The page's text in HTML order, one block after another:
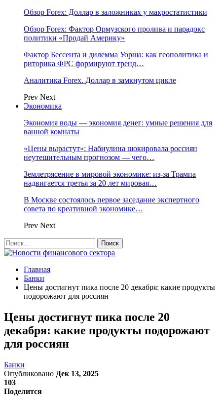
Обзор Forex: Доллар в заложниках у макростатистики
Обзор Forex: Фактор Ормузского пролива и парадокс
политики «Продай Америку»
Фактор Бессента и дилемма Уорша: как геополитика и
риторика ФРС формируют тренд…
Аналитика Forex. Доллар в замкнутом цикле
Prev Next
Экономика
Экономия воды — экономия денег: умные решения для
ванной комнаты
«Цены вырастут»: Набиулина шокировала россиян
неутешительным прогнозом — чего…
Землетрясение в мировой экономике: из-за Трампа
надвигается третья за 20 лет мировая…
В Москве состоялось первое заседание экспертного
совета по креативной экономике…
Prev Next
Главная
Банки
Цены достигнут пика после 20 декабря: какие продукты
подорожают для россиян
Цены достигнут пика после 20
декабря: какие продукты подорожают
для россиян
Банки
Опубликовано Дек 13, 2025
103
Поделится